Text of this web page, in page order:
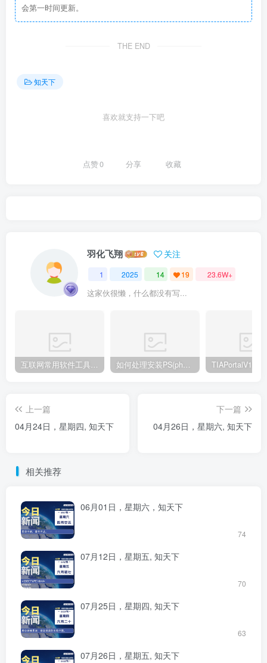
会第一时间更新。
THE END
知天下
喜欢就支持一下吧
点赞0 分享 收藏
羽化飞翔 关注
1 2025 14 19 23.6W+
这家伙很懒，什么都没有写...
互联网常用软件工具资源汇总贴 如何处理安装PS(photoshop cc2018) 时，提示系统或者IE浏览器需要升级
上一篇
04月24日，星期四, 知天下
下一篇
04月26日，星期六, 知天下
相关推荐
06月01日，星期六，知天下
74
07月12日，星期五, 知天下
70
07月25日，星期四, 知天下
63
07月26日，星期五, 知天下